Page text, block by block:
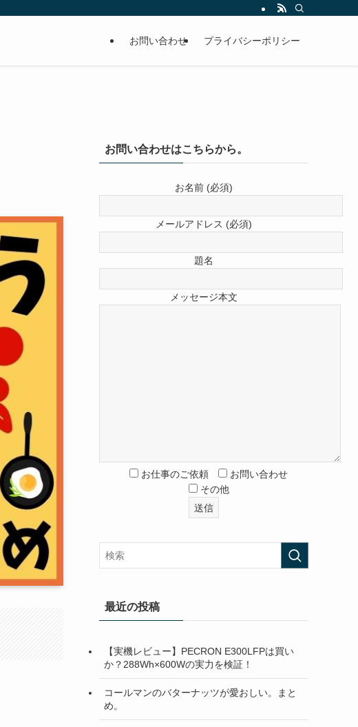
お問い合わせ プライバシーポリシー
お問い合わせはこちらから。
お名前 (必須)
メールアドレス (必須)
題名
メッセージ本文
お仕事のご依頼
お問い合わせ
その他
最近の投稿
【実機レビュー】PECRON E300LFPは買い
か？288Wh×600Wの実力を検証！
コールマンのバターナッツが愛おしい。まと
め。